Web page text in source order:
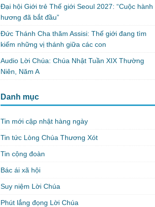
Đại hội Giới trẻ Thế giới Seoul 2027: “Cuộc hành
hương đã bắt đầu”
Đức Thánh Cha thăm Assisi: Thế giới đang tìm
kiếm những vị thánh giữa các con
Audio Lời Chúa: Chúa Nhật Tuần XIX Thường
Niên, Năm A
Danh mục
Tin mới cập nhật hàng ngày
Tin tức Lòng Chúa Thương Xót
Tin cộng đoàn
Bác ái xã hội
Suy niệm Lời Chúa
Phút lắng đọng Lời Chúa